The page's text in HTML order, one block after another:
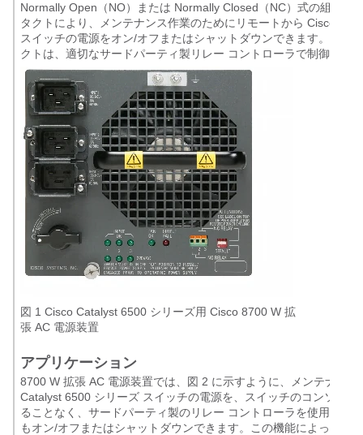
Normally Open（NO）または Normally Closed（NC）式の組み込
タクトにより、メンテナンス作業のためにリモートから Cisco
スイッチの電源をオン/オフまたはシャットダウンできます。電源
クトは、適切なサードパーティ製リレー コントローラで制御でき
図 1 Cisco Catalyst 6500 シリーズ用 Cisco 8700 W 拡
張 AC 電源装置
アプリケーション
8700 W 拡張 AC 電源装置では、図 2 に示すように、メンテナン
Catalyst 6500 シリーズ スイッチの電源を、スイッチのコンソール
ることなく、サードパーティ製のリレー コントローラを使用して
もオン/オフまたはシャットダウンできます。この機能によって、